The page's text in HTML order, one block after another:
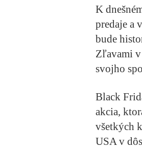
K
predaje a
bude
Zľavami
svojho
Black
akcia,
všetkých
USA v